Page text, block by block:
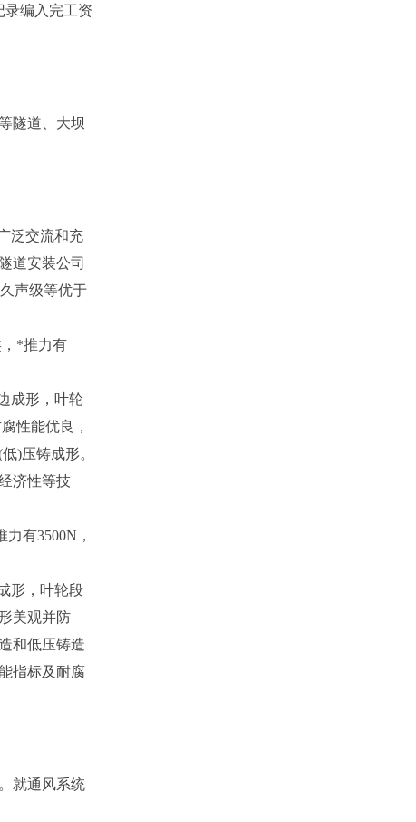
录编入完工资
隧道、大坝
泛交流和充
道安装公司
声级等优于
*推力有
成形，叶轮
性能优良，
)压铸成形。
济性等技
有3500N，
形，叶轮段
美观并防
和低压铸造
指标及耐腐
就通风系统